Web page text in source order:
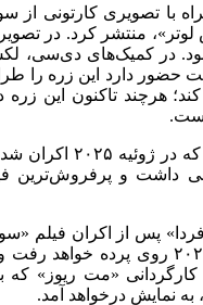
با تصویری کارتونی از
منتشر کرد. در
در کمیک‌های دی‌سی،
حضور دارد این زره را
هرچند تاکنون این زره
داشت و پرفروش‌ترین
پس از اکران فیلم
الکاک در سال ۲۰۲۶ روی پرده
به نمایش درخواهد آمد.